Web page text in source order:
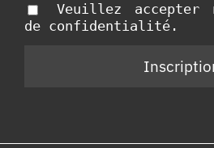
Veuillez accepter
de confidentialité.